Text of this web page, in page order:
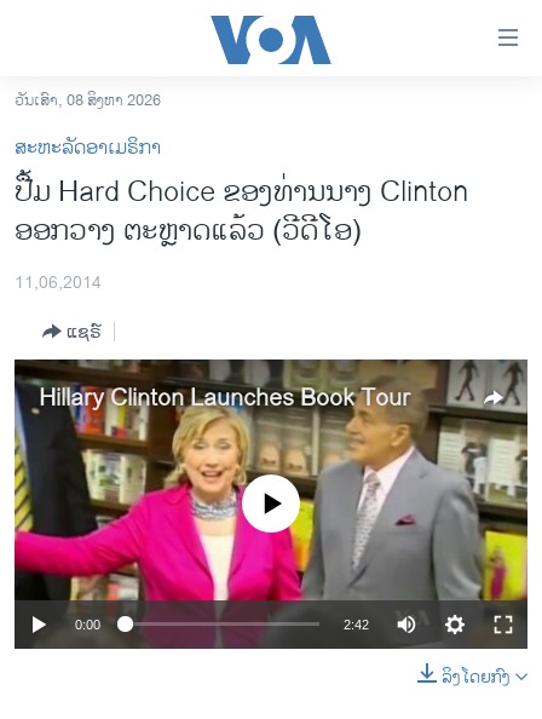
ເຂົ້າ
ຫາ
ຂ້າມ
ຂ້າມ
ຂ້າມ
ຫາ
ລາວ
ການເລືອກຕັ້ງ ປະທານາທີບໍດີ ສະຫະລັດ 2024
ຂ່າວ​ຈີນ
ໂລກ
ເອເຊຍ
ອິດສະຫຼະພາບດ້ານການຂ່າວ
ຊີວິດຊາວລາວ
ຊຸມຊົນຊາວລາວ
ວິທະຍາສາດ-ເທັກໂນໂລຈີ
ທຸລະກິດ
ພາສາອັງກິດ
ວັນເສົາ, 08 ສິງຫາ 2026
ສະຫະລັດອາເມຣິກາ
ປື້​ມ Hard Choice ຂອງທ່ານນາງ Clinton ​
ອອກວາງ ຕະຫຼາດແລ້ວ ​(ວີດີໂອ)
11,06,2014
ແຊຣ໌
Hillary Clinton Launches Book Tour
No media source currently available
0:00 2:42
ລິງໂດຍກົງ